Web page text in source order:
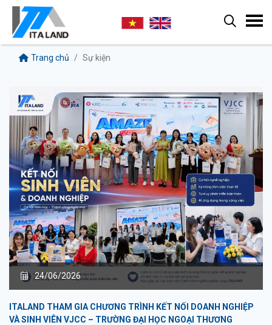
Trang chủ Sự kiện
24/06/2026
ITALAND THAM GIA CHƯƠNG TRÌNH KẾT NỐI DOANH NGHIỆP
VÀ SINH VIÊN VJCC – TRƯỜNG ĐẠI HỌC NGOẠI THƯƠNG